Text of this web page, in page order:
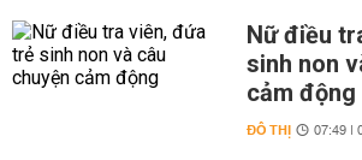
Nữ điều
sinh non
cảm động
ĐÔ THỊ 07:49 |